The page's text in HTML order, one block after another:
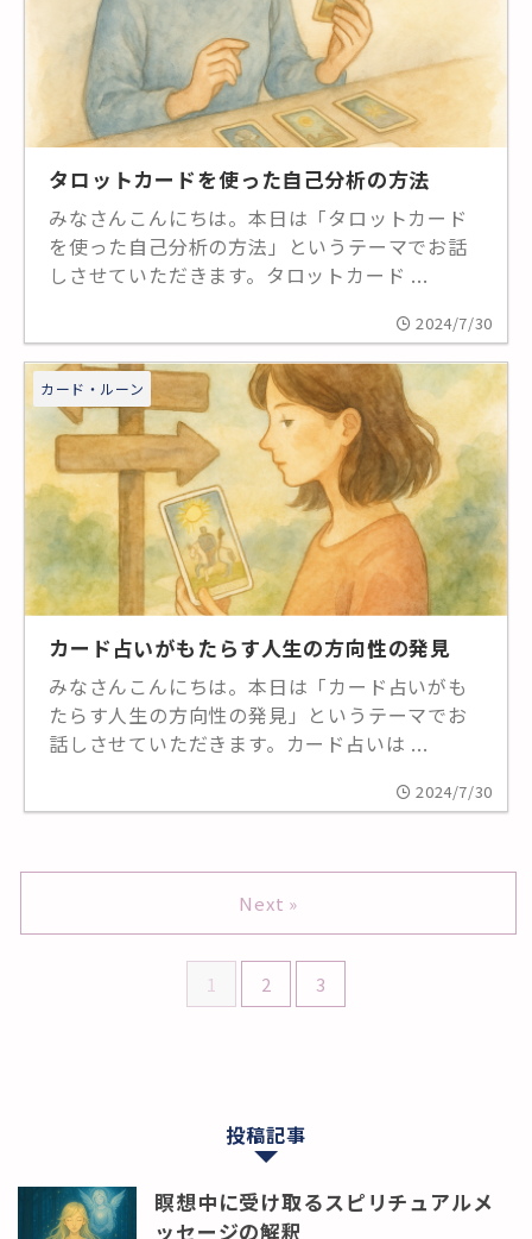
タロットカードを使った自己分析の方法
みなさんこんにちは。本日は「タロットカード
を使った自己分析の方法」というテーマでお話
しさせていただきます。タロットカード ...
2024/7/30
カード・ルーン
カード占いがもたらす人生の方向性の発見
みなさんこんにちは。本日は「カード占いがも
たらす人生の方向性の発見」というテーマでお
話しさせていただきます。カード占いは ...
2024/7/30
1 2 3
Next »
投稿記事
瞑想中に受け取るスピリチュアルメ
ッセージの解釈